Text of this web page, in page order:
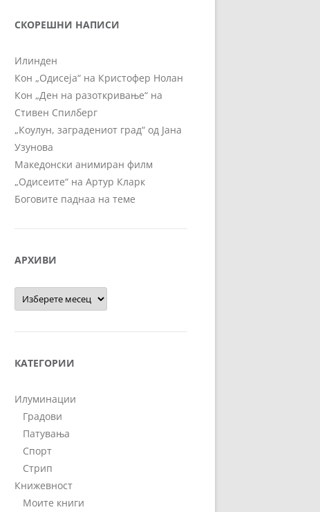
СКОРЕШНИ НАПИСИ
Илинден
Кон „Одисеја“ на Кристофер Нолан
Кон „Ден на разоткривање“ на
Стивен Спилберг
„Коулун, заградениот град“ од Јана
Узунова
Македонски анимиран филм
„Одисеите“ на Артур Кларк
Боговите паднаа на теме
АРХИВИ
Архиви
КАТЕГОРИИ
Илуминации
Градови
Патувања
Спорт
Стрип
Книжевност
Моите книги